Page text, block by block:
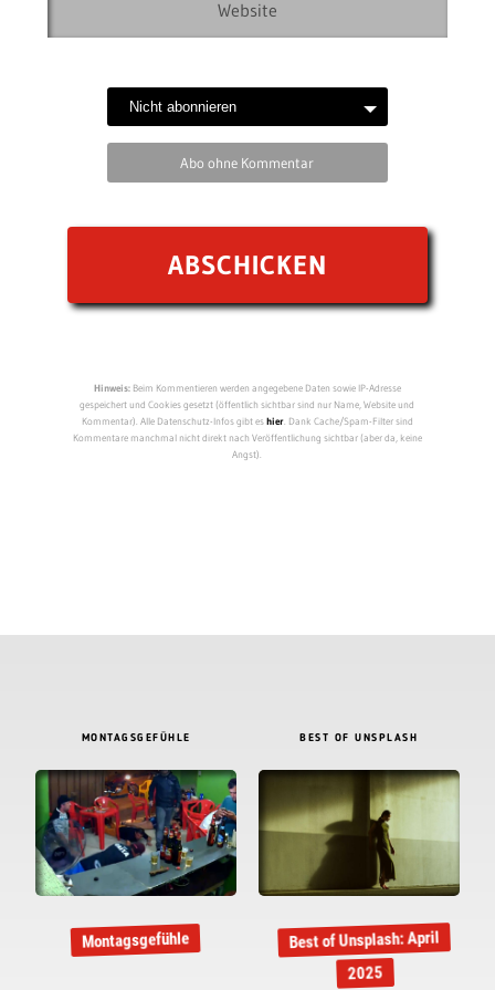
Abo ohne Kommentar
Hinweis:Beim Kommentieren werden angegebene Daten sowie IP-Adresse
gespeichert und Cookies gesetzt (öffentlich sichtbar sind nur Name, Website und
Kommentar). Alle Datenschutz-Infos gibt eshier. Dank Cache/Spam-Filter sind
Kommentare manchmal nicht direkt nach Veröffentlichung sichtbar (aber da, keine
Angst).
MONTAGSGEFÜHLE
Montagsgefühle
BEST OF UNSPLASH
Best of Unsplash: April
2025